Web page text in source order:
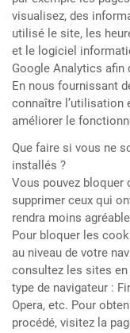
visualisez, des
utilisé le site, les
et le logiciel
Google Analytics afin
En nous fournissant
connaître l’utilisation
améliorer le
Que faire si vous ne
installés ?
Vous pouvez
supprimer ceux qui
rendra moins
Pour bloquer les
au niveau de votre
consultez les sites
type de navigateur :
Opera, etc. Pour
procédé, visitez la